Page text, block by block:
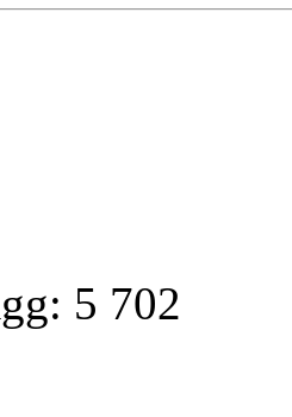
5 702